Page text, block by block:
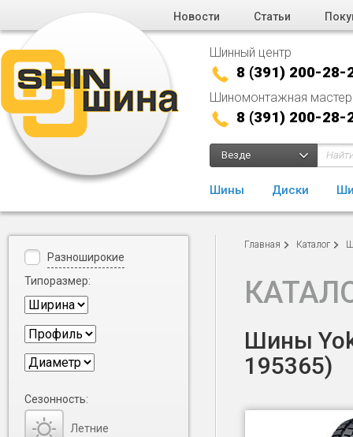
Новости Статьи
Шинный центр
8 (391) 200-28-
Шиномонтажная
8 (391) 200-28-
Везде
Шины Диски
Главная Каталог
Шины
195365)
Разноширокие
Типоразмер:
Сезонность:
Летние